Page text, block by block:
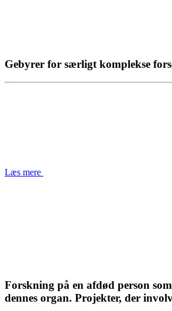
Gebyrer for særligt komplekse
Læs mere
Forskning på en afdød person
dennes organ. Projekter, der